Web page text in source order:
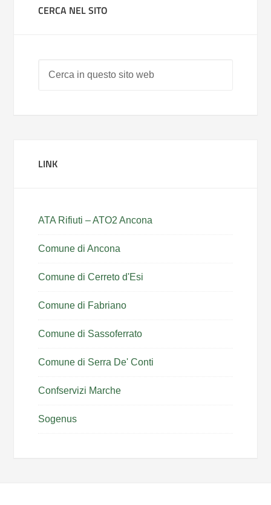
CERCA NEL SITO
LINK
ATA Rifiuti – ATO2 Ancona
Comune di Ancona
Comune di Cerreto d'Esi
Comune di Fabriano
Comune di Sassoferrato
Comune di Serra De' Conti
Confservizi Marche
Sogenus